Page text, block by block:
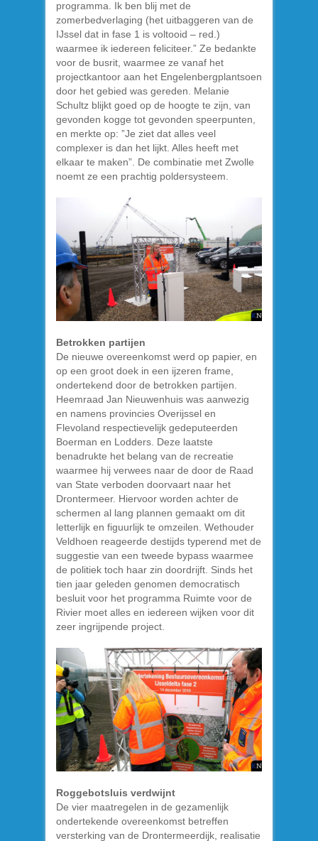
programma. Ik ben blij met de
zomerbedverlaging (het uitbaggeren van de
IJssel dat in fase 1 is voltooid – red.)
waarmee ik iedereen feliciteer.” Ze bedankte
voor de busrit, waarmee ze vanaf het
projectkantoor aan het Engelenbergplantsoen
door het gebied was gereden. Melanie
Schultz blijkt goed op de hoogte te zijn, van
gevonden kogge tot gevonden speerpunten,
en merkte op: ”Je ziet dat alles veel
complexer is dan het lijkt. Alles heeft met
elkaar te maken”. De combinatie met Zwolle
noemt ze een prachtig poldersysteem.
Betrokken partijen
De nieuwe overeenkomst werd op papier, en
op een groot doek in een ijzeren frame,
ondertekend door de betrokken partijen.
Heemraad Jan Nieuwenhuis was aanwezig
en namens provincies Overijssel en
Flevoland respectievelijk gedeputeerden
Boerman en Lodders. Deze laatste
benadrukte het belang van de recreatie
waarmee hij verwees naar de door de Raad
van State verboden doorvaart naar het
Drontermeer. Hiervoor worden achter de
schermen al lang plannen gemaakt om dit
letterlijk en figuurlijk te omzeilen. Wethouder
Veldhoen reageerde destijds typerend met de
suggestie van een tweede bypass waarmee
de politiek toch haar zin doordrijft. Sinds het
tien jaar geleden genomen democratisch
besluit voor het programma Ruimte voor de
Rivier moet alles en iedereen wijken voor dit
zeer ingrijpende project.
Roggebotsluis verdwijnt
De vier maatregelen in de gezamenlijk
ondertekende overeenkomst betreffen
versterking van de Drontermeerdijk, realisatie